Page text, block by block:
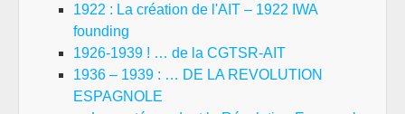
1922 : La création de l'AIT – 1922 IWA
founding
1926-1939 ! … de la CGTSR-AIT
1936 – 1939 : … DE LA REVOLUTION
ESPAGNOLE